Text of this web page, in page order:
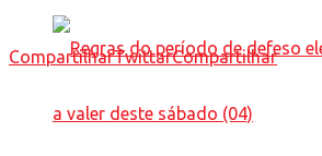
CompartilharTwittarCompartilhar